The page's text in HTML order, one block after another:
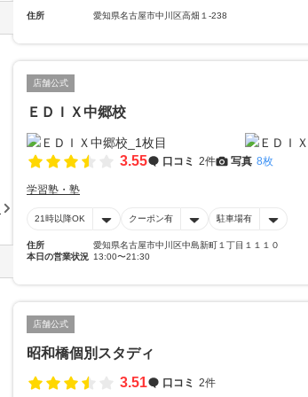
住所 愛知県名古屋市中川区高畑１-238
店舗公式
ＥＤＩＸ中郷校
3.55 口コミ 2件 写真 8枚
学習塾・塾
21時以降OK クーポン有 駐車場有
住所
愛知県名古屋市中川区中島新町１丁目１１１０
本日の営業状況 13:00〜21:30
店舗公式
昭和橋個別スタディ
3.51
口コミ 2件